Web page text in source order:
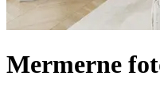
Mermerne